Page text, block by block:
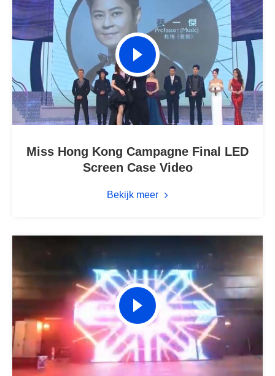
Miss Hong Kong Campagne Final LED
Screen Case Video
Bekijk meer